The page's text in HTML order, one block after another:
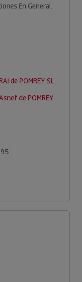
En General.
de POMREY SL
de POMREY